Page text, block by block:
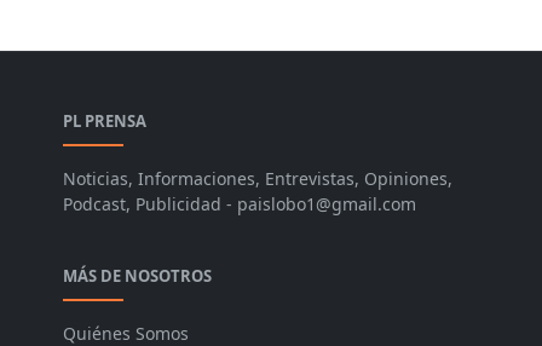
PL PRENSA
Noticias, Informaciones, Entrevistas, Opiniones,
Podcast, Publicidad - paislobo1@gmail.com
MÁS DE NOSOTROS
Quiénes Somos